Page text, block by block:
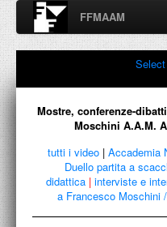
FFMAAM
Fondo Francesco
A.A.M. Architettura Arte
Percorsi, nodi,
FFMAAM
Mostre, conferenze-
Moschini A.A.M.
tutti i video | Accademia
Duello partita a
didattica | interviste e
a Francesco Moschini